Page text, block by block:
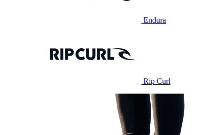
Endura
Rip Curl